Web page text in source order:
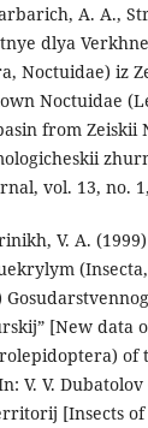
A. A.,
dlya
Noctuidae) iz
Noctuidae
from Zeiskii
vol. 13, no.
V. A.
[New data
of
V. V.
[Insects